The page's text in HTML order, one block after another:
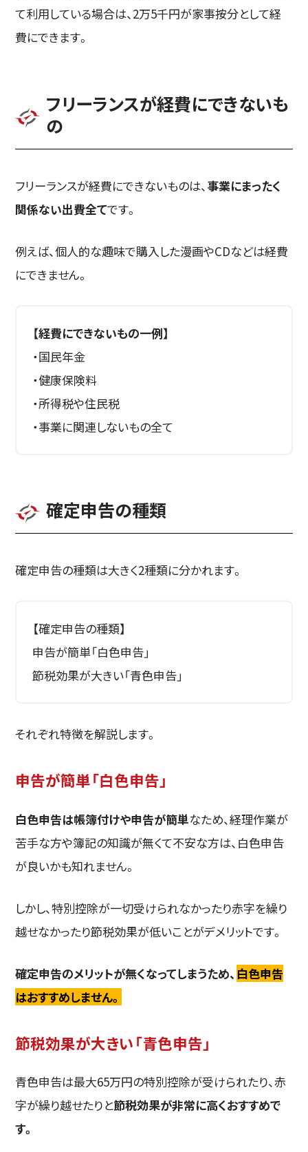
て利用している場合は、2万5千円が家事按分として経
費にできます。
フリーランスが経費にできないも
の
フリーランスが経費にできないものは、 事業にまったく
関係ない出費全てです。
例えば、個人的な趣味で購入した漫画やCDなどは経費
にできません。
【経費にできないもの一例】
・国民年金
・健康保険料
・所得税や住民税
・事業に関連しないもの全て
確定申告の種類
確定申告の種類は大きく2種類に分かれます。
【確定申告の種類】
申告が簡単「白色申告」
節税効果が大きい「青色申告」
それぞれ特徴を解説します。
申告が簡単「白色申告」
白色申告は帳簿付けや申告が簡単なため、経理作業が
苦手な方や簿記の知識が無くて不安な方は、白色申告
が良いかも知れません。
しかし、特別控除が一切受けられなかったり赤字を繰り
越せなかったり節税効果が低いことがデメリットです。
確定申告のメリットが無くなってしまうため、 白色申告
はおすすめしません。
節税効果が大きい「青色申告」
青色申告は最大65万円の特別控除が受けられたり、赤
字が繰り越せたりと節税効果が非常に高くおすすめで
す。